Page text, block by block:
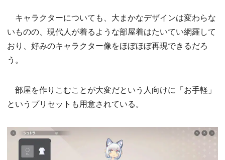
キャラクターについても、大まかなデザインは変わらな
いものの、現代人が着るような部屋着はたいてい網羅して
おり、好みのキャラクター像をほぼほぼ再現できるだろ
う。
部屋を作りこむことが大変だという人向けに「お手軽」
というプリセットも用意されている。